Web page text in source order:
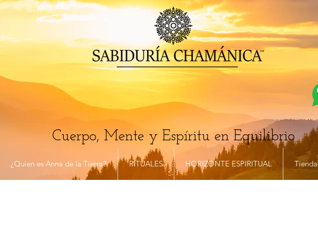
Cuerpo, Mente y Espíritu en Equilibrio
¿Quien es Anna de la Tierra? RITUALES HORIZONTE ESPIRITUAL Tienda